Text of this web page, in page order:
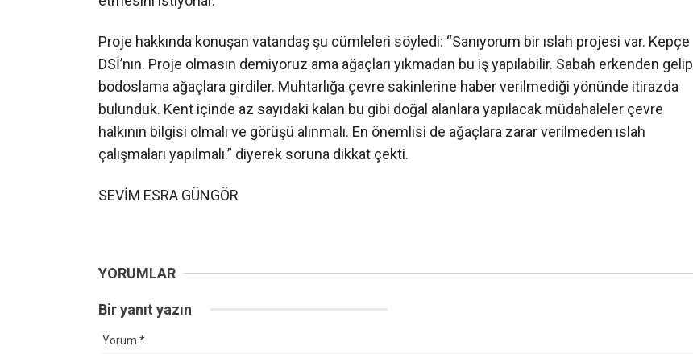
Proje hakkında konuşan vatandaş şu cümleleri söyledi: “Sanıyorum bir ıslah projesi var. Kepçe
DSİ’nın. Proje olmasın demiyoruz ama ağaçları yıkmadan bu iş yapılabilir. Sabah erkenden gelip
bodoslama ağaçlara girdiler. Muhtarlığa çevre sakinlerine haber verilmediği yönünde itirazda
bulunduk. Kent içinde az sayıdaki kalan bu gibi doğal alanlara yapılacak müdahaleler çevre
halkının bilgisi olmalı ve görüşü alınmalı. En önemlisi de ağaçlara zarar verilmeden ıslah
çalışmaları yapılmalı.” diyerek soruna dikkat çekti.
SEVİM ESRA GÜNGÖR
YORUMLAR
Bir yanıt yazın
Yorum *